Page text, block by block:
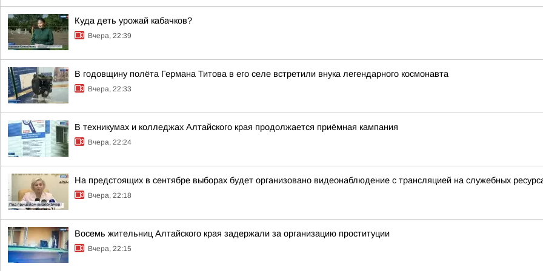
Куда деть урожай кабачков?
Вчера, 22:39
В годовщину полёта Германа Титова в его селе встретили внука легендарного космонавта
Вчера, 22:33
В техникумах и колледжах Алтайского края продолжается приёмная кампания
Вчера, 22:24
На предстоящих в сентябре выборах будет организовано видеонаблюдение с трансляцией на служебных
Вчера, 22:18
Восемь жительниц Алтайского края задержали за организацию проституции
Вчера, 22:15